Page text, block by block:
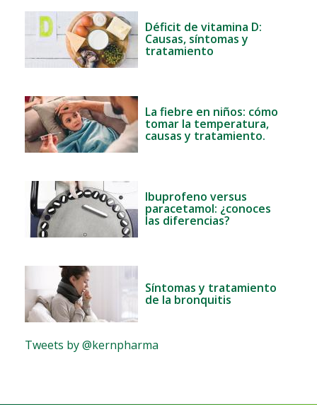
Déficit de vitamina D:
Causas, síntomas y
tratamiento
La fiebre en niños: cómo
tomar la temperatura,
causas y tratamiento.
Ibuprofeno versus
paracetamol: ¿conoces
las diferencias?
Síntomas y tratamiento
de la bronquitis
Tweets by @kernpharma